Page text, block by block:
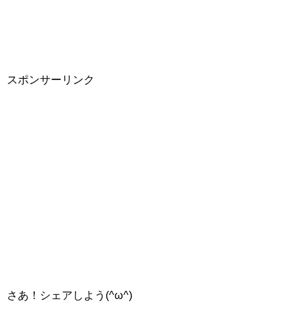
スポンサーリンク
さあ！シェアしよう(^ω^)